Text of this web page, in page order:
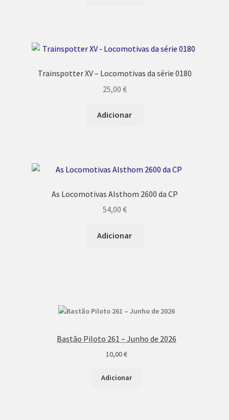
Trainspotter XV – Locomotivas da série 0180
25,00 €
Adicionar
As Locomotivas Alsthom 2600 da CP
54,00 €
Adicionar
Bastão Piloto 261 – Junho de 2026
10,00€
Adicionar